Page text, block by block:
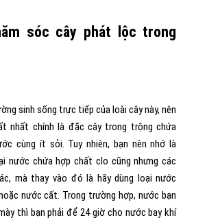
sóc cây phát lộc trong
sinh sống trực tiếp của loài cây này, nên
nhất chính là đặc cây trong trộng chứa
cùng ít sỏi. Tuy nhiên, bạn nên nhớ là
nước chứa hợp chất clo cũng nhưng các
mà thay vào đó là hãy dùng loại nước
nước cất. Trong trường hợp, nước bạn
thì bạn phải để 24 giờ cho nước bay khí